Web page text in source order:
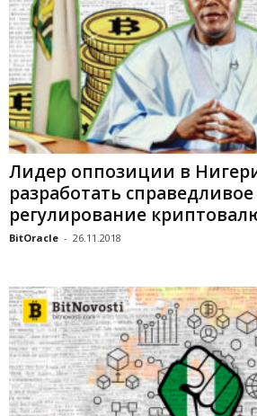
Лидер оппозиции в
разработать справедливое
регулирование
BitOracle - 26.11.2018